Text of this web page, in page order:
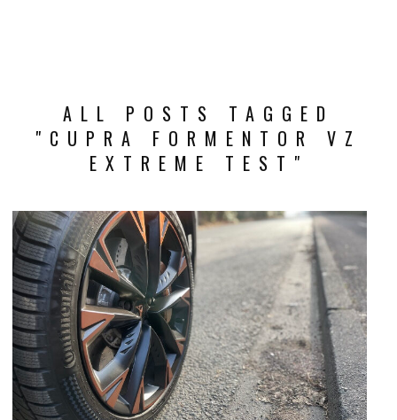
ALL POSTS TAGGED
"CUPRA FORMENTOR VZ
EXTREME TEST"